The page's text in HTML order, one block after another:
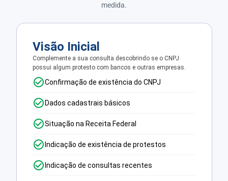
medida.
Visão Inicial
Complemente a sua consulta descobrindo se o CNPJ
possui algum protesto com bancos e outras empresas.
Confirmação de existência do CNPJ
Dados cadastrais básicos
Situação na Receita Federal
Indicação de existência de protestos
Indicação de consultas recentes